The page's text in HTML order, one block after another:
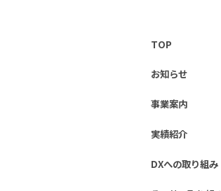
TOP
お知らせ
事業案内
実績紹介
DXへの取り組み